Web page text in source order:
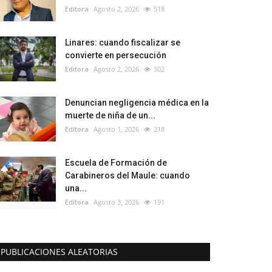
Editora Agosto 2, 2026 518
Linares: cuando fiscalizar se
convierte en persecución
Editora Agosto 2, 2026 302
Denuncian negligencia médica en la
muerte de niña de un...
Editora Agosto 1, 2026 218
Escuela de Formación de
Carabineros del Maule: cuando
una...
Editora Agosto 3, 2026 191
PUBLICACIONES ALEATORIAS